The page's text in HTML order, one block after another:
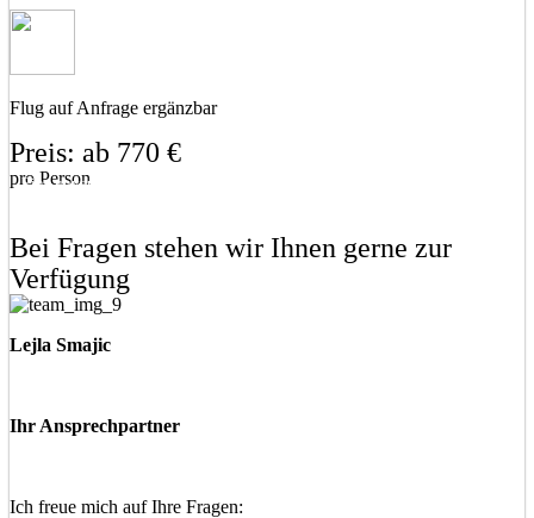
Flug auf Anfrage ergänzbar
Preis: ab 770 €
pro Person
Eine unverbindliche Anfrage stellen
Bei Fragen stehen wir Ihnen gerne zur
Verfügung
Lejla Smajic
Ihr Ansprechpartner
Ich freue mich auf Ihre Fragen: